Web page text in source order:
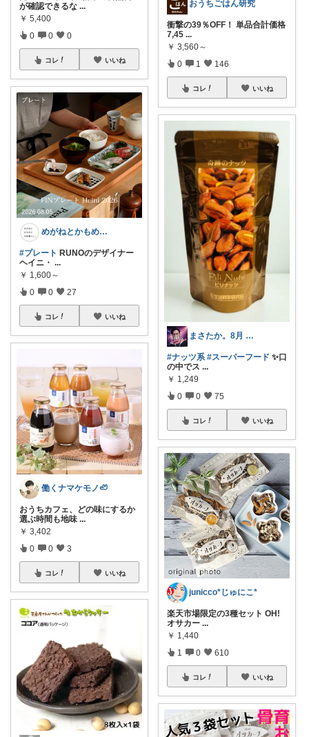
が確認できるな ...
￥ 5,400
0 0 0
コレ いいね
めがねとかもめと北欧暮らし。
#プレート RUNOのデザイナー
ヘイニ・ ...
￥ 1,600～
0 0 27
コレ いいね
働くナマケモノ🦥
おうちカフェ、どの味にするか
選ぶ時間も地味 ...
￥ 3,402
0 0 3
コレ いいね
おうちごはん研究
衝撃の39％OFF！ 単品合計価格
7,45 ...
￥ 3,560～
0 1 146
コレ いいね
まさたか。8月 7日の経由購入感謝🙏
#ナッツ系 #スーパーフード ✨口
の中でス ...
￥ 1,249
0 0 75
コレ いいね
junicco*じゅにこ*
楽天市場限定の3種セット OH!
オサカー ...
￥ 1,440
1 0 610
コレ いいね